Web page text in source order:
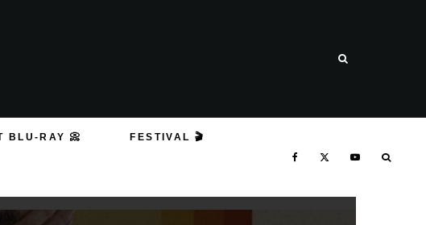
BLU-RAY 📀 FESTIVAL 🎬